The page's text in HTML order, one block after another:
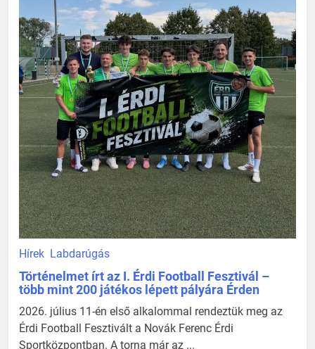
Hírek Labdarúgás
Történelmet írt az I. Érdi Football Fesztivál –
több mint 200 játékos lépett pályára Érden
2026. július 11-én első alkalommal rendeztük meg az
Érdi Football Fesztivált a Novák Ferenc Érdi
Sportközpontban. A torna már az ...